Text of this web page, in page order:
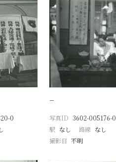
0
−
写真ID 3602-005176-0
駅 なし 路線 なし
撮影日 不明